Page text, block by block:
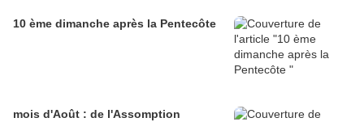
10 ème dimanche après la Pentecôte
mois d'Août : de l'Assomption